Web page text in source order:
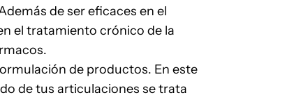
de ser eficaces en el
el tratamiento crónico de la
de productos. En este
de tus articulaciones se trata